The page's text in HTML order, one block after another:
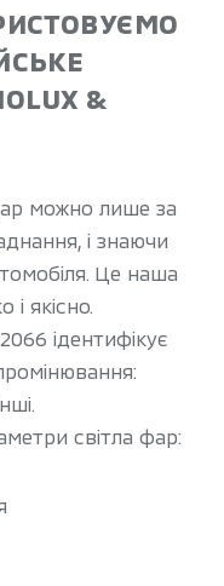
&
можно лише за
і знаючи
Це наша
якісно.
ідентифікує
світла фар: